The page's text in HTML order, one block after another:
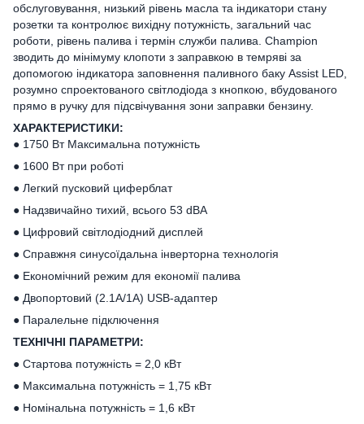
обслуговування, низький рівень масла та індикатори стану
розетки та контролює вихідну потужність, загальний час
роботи, рівень палива і термін служби палива. Champion
зводить до мінімуму клопоти з заправкою в темряві за
допомогою індикатора заповнення паливного баку Assist LED,
розумно спроектованого світлодіода з кнопкою, вбудованого
прямо в ручку для підсвічування зони заправки бензину.
ХАРАКТЕРИСТИКИ:
● 1750 Вт Максимальна потужність
● 1600 Вт при роботі
● Легкий пусковий циферблат
● Надзвичайно тихий, всього 53 dBA
● Цифровий світлодіодний дисплей
● Справжня синусоїдальна інверторна технологія
● Економічний режим для економії палива
● Двопортовий (2.1A/1A) USB-адаптер
● Паралельне підключення
ТЕХНІЧНІ ПАРАМЕТРИ:
● Стартова потужність = 2,0 кВт
● Максимальна потужність = 1,75 кВт
● Номінальна потужність = 1,6 кВт